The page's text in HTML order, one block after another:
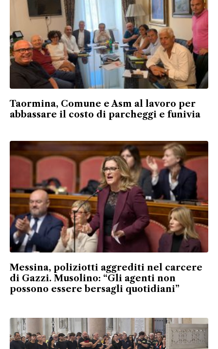
Taormina, Comune e Asm al lavoro per
abbassare il costo di parcheggi e funivia
Messina, poliziotti aggrediti nel carcere
di Gazzi. Musolino: “Gli agenti non
possono essere bersagli quotidiani”